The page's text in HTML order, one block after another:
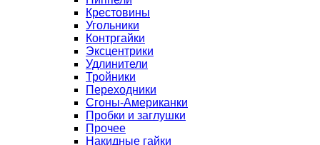
Крестовины
Угольники
Контргайки
Эксцентрики
Удлинители
Тройники
Переходники
Сгоны-Американки
Пробки и заглушки
Прочее
Накидные гайки